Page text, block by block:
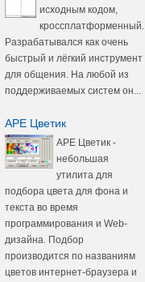
исходным кодом,
кроссплатформенный.
Разрабатывался как очень
быстрый и лёгкий инструмент
для общения. На любой из
поддерживаемых систем он...
АРЕ Цветик
АРЕ Цветик -
небольшая
утилита для
подбора цвета для фона и
текста во время
программирования и Web-
дизайна. Подбор
производится по названиям
цветов интернет-браузера и